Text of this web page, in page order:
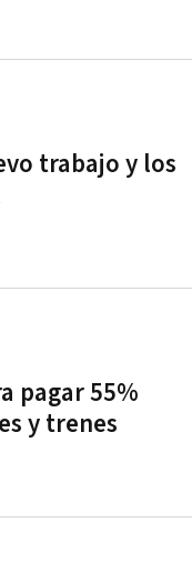
trabajo y los
pagar 55%
y trenes